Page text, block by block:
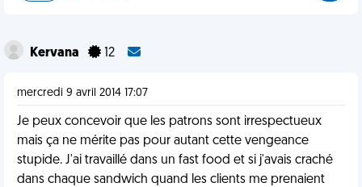
Kervana 12
mercredi 9 avril 2014 17:07
Je peux concevoir que les patrons sont irrespectueux
mais ça ne mérite pas pour autant cette vengeance
stupide. J'ai travaillé dans un fast food et si j'avais craché
dans chaque sandwich quand les clients me prenaient